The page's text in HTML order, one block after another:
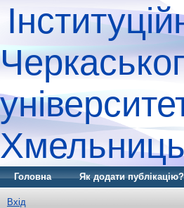
Головна Як додати публікацію?
Вхід